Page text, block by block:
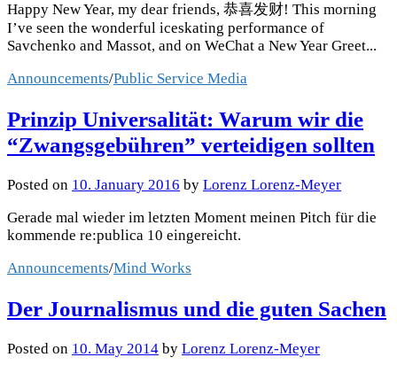
Happy New Year, my dear friends, 恭喜发财! This morning
I’ve seen the wonderful iceskating performance of
Savchenko and Massot, and on WeChat a New Year Greet...
Announcements/Public Service Media
Prinzip Universalität: Warum wir die
“Zwangsgebühren” verteidigen sollten
Posted on 10. January 2016 by Lorenz Lorenz-Meyer
Gerade mal wieder im letzten Moment meinen Pitch für die
kommende re:publica 10 eingereicht.
Announcements/Mind Works
Der Journalismus und die guten Sachen
Posted on 10. May 2014 by Lorenz Lorenz-Meyer